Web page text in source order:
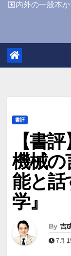
国内外の一般本
書評
【書
機械の
能と
学』
By 吉
7月